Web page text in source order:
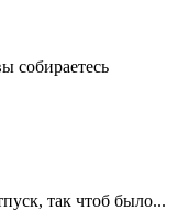
собираетесь
так чтоб было...